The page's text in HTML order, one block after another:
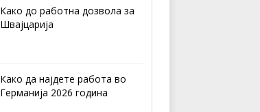
Како до работна дозвола за
Швајцарија
Како да најдете работа во
Германија 2026 година